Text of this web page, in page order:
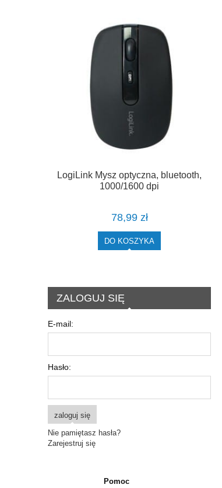
LogiLink Mysz optyczna, bluetooth,
1000/1600 dpi
78,99 zł
DO KOSZYKA
ZALOGUJ SIĘ
E-mail:
Hasło:
zaloguj się
Nie pamiętasz hasła?
Zarejestruj się
Pomoc